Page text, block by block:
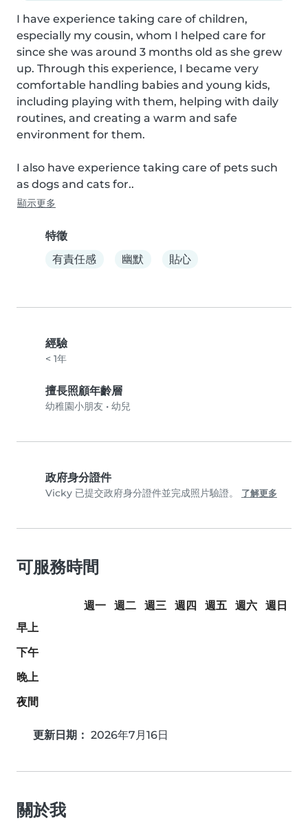
I have experience taking care of children,
especially my cousin, whom I helped care for
since she was around 3 months old as she grew
up. Through this experience, I became very
comfortable handling babies and young kids,
including playing with them, helping with daily
routines, and creating a warm and safe
environment for them.
I also have experience taking care of pets such
as dogs and cats for..
顯示更多
特徵
有責任感
幽默 貼心
經驗
< 1年
擅長照顧年齡層
幼稚園小朋友 • 幼兒
政府身分證件
Vicky 已提交政府身分證件並完成照片驗證。 了解更多
可服務時間
週一 週二 週三 週四 週五 週六
週日
早上
下午
晚上
夜間
更新日期： 2026年7月16日
關於我